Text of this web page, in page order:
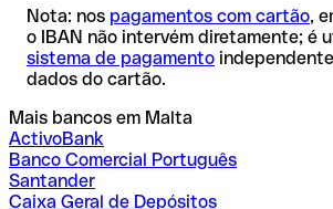
Nota: nos pagamentos com cartão,
o IBAN não intervém diretamente; é
sistema de pagamento
dados do cartão.
Mais bancos em Malta
ActivoBank
Banco Comercial Português
Santander
Caixa Geral de Depósitos